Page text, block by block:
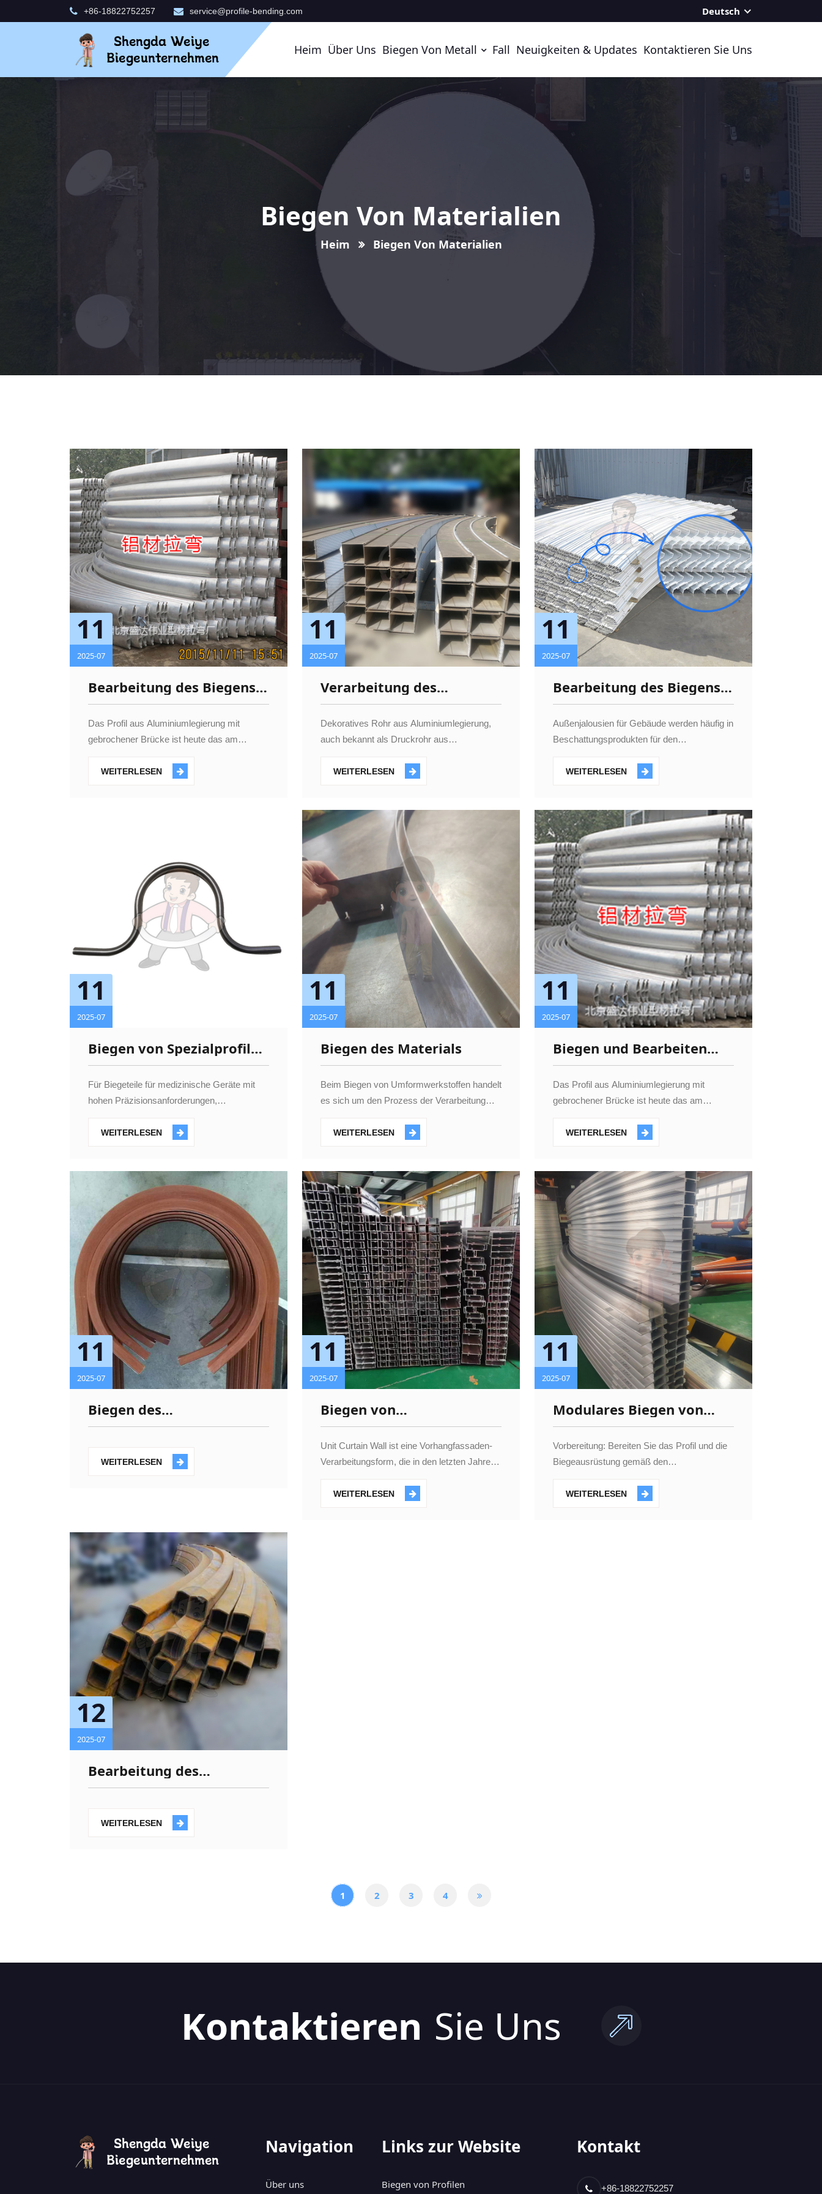
+86-18822752257 service@profile-bending.com Deutsch
Heim Über Uns Biegen Von Metall Fall Neuigkeiten & Updates Kontaktieren Sie Uns
Biegen Von Materialien
Heim Biegen Von Materialien
11
2025-07
Bearbeitung des Biegens
von Aluminiumprofilen
Das Profil aus Aluminiumlegierung mit
gebrochener Brücke ist heute das am
der Verarbeitung von Türen und Fenstern,
WEITERLESEN
11
2025-07
Verarbeitung des
dekorativen Rohrbiegens
aus Aluminiumlegierung
Dekoratives Rohr aus Aluminiumlegierung,
auch bekannt als Druckrohr aus
Leitungsrohr aus Aluminiumlegierung, ist ein
WEITERLESEN
11
2025-07
Bearbeitung des Biegens
von Aluminiumlamellen
Außenjalousien für Gebäude werden häufig in
Beschattungsprodukten für den
regulieren können und Beschattungs- und
WEITERLESEN
11
2025-07
Biegen von Spezialprofilen
für medizinische Geräte
Für Biegeteile für medizinische Geräte mit
hohen Präzisionsanforderungen,
und geringe Verformungen können sie auf
WEITERLESEN
11
2025-07
Biegen des Materials
Beim Biegen von Umformwerkstoffen handelt
es sich um den Prozess der Verarbeitung
Formen, die im Flugzeug- und Automobilbau
WEITERLESEN
11
2025-07
Biegen und Bearbeiten
von unregelmäßigen
Aluminiumprofilen
Das Profil aus Aluminiumlegierung mit
gebrochener Brücke ist heute das am
der Verarbeitung von Türen und Fenstern,
WEITERLESEN
11
2025-07
Biegen des
Aluminiumprofils mit
WEITERLESEN
11
2025-07
Biegen von
Vorhangfassadenprofilen
Unit Curtain Wall ist eine Vorhangfassaden-
Verarbeitungsform, die in den letzten Jahren
die Vorteile einer neuartigen Form, einer
WEITERLESEN
11
2025-07
Modulares Biegen von
Vorhangprofilen
Vorbereitung: Bereiten Sie das Profil und die
Biegeausrüstung gemäß den
überprüfen Sie den Betriebszustand der
WEITERLESEN
12
2025-07
Bearbeitung des
Stahlbiegens
WEITERLESEN
1 2 3 4
Kontaktieren Sie Uns
Navigation
Über uns
Links zur Website
Biegen von Profilen
Kontakt
+86-18822752257